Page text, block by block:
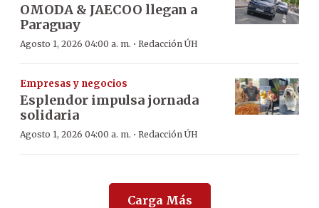
OMODA & JAECOO llegan a
Paraguay
Agosto 1, 2026 04:00 a. m. · Redacción ÚH
Empresas y negocios
Esplendor impulsa jornada
solidaria
Agosto 1, 2026 04:00 a. m. · Redacción ÚH
Carga Más